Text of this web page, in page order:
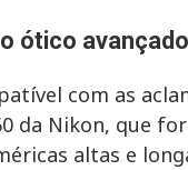
ótico avançado
com as
da Nikon, que
altas e